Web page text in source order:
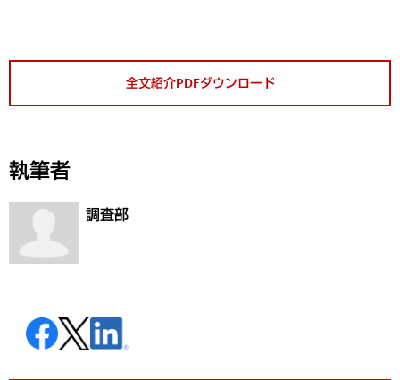
全文紹介PDFダウンロード
執筆者
調査部